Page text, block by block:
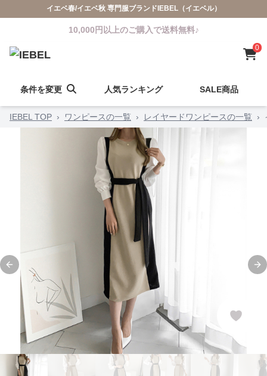
イエベ春/イエベ秋 専門服ブランドIEBEL（イエベル）
10,000円以上のご購入で送料無料♪
0
条件を変更 人気ランキング SALE商品
IEBEL TOP › ワンピースの一覧 › レイヤードワンピースの一覧 ›
Previous slide